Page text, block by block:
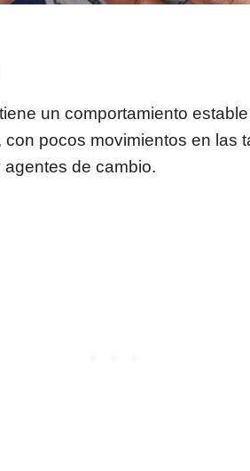
un comportamiento
pocos movimientos en las
de cambio.